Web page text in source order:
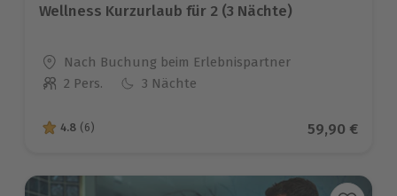
Wellness Kurzurlaub für 2 (3 Nächte)
Standort
Nach Buchung beim Erlebnispartner
Anzahl der Teilnehmer
2 Pers. 3 Nächte
4.8 von 5 Sternen basierend auf 6 Bewertungen
4.8 (6) Aktueller
59,90 €